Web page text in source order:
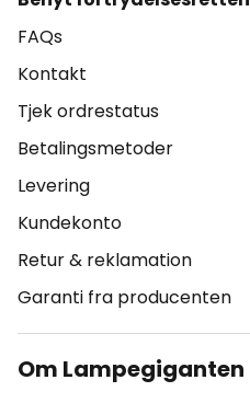
FAQs
Kontakt
Tjek ordrestatus
Betalingsmetoder
Levering
Kundekonto
Retur & reklamation
Garanti fra producenten
Om Lampegiganten